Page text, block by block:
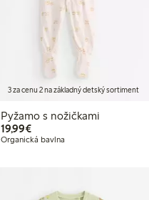
3 za cenu 2 na základný detský sortiment
Pyžamo s nožičkami
19,99€19,99 €
Organická bavlna